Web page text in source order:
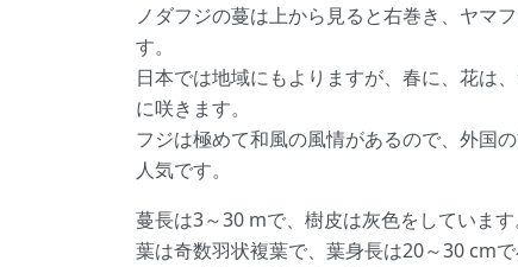
ノダフジの蔓は上から見ると右巻き、ヤマ
す。
日本では地域にもよりますが、春に、花
に咲きます。
フジは極めて和風の風情があるので、外国
人気です。
蔓長は3～30 mで、樹皮は灰色をしています
葉は奇数羽状複葉で、葉身長は20～30 cm